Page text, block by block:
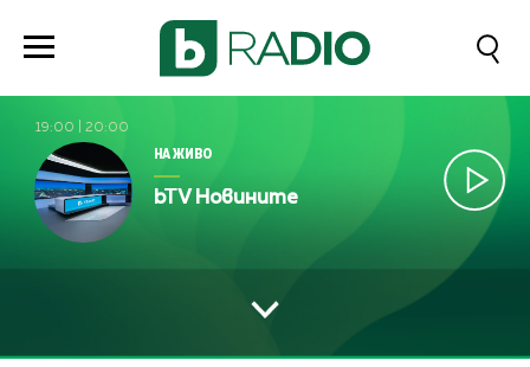
19:00 20:00
НА ЖИВО
bTV Новините